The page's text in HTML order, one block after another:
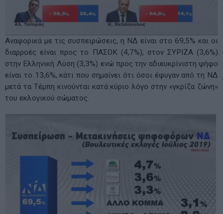
Αναφορικά με τις συσπειρώσεις, η ΝΔ είναι στο 69,5% και οι
διαρροές είναι προς το ΠΑΣΟΚ (4,7%), στον ΣΥΡΙΖΑ (3,6%)
στην Ελληνική Λύση (3,3%) ενώ προς την αδιευκρίνιστη ψήφο
είναι το 13,6%, κάτι που σημαίνει ότι όσοι έφυγαν από τη ΝΔ
μετά τα Τέμπη κινούνται κατά κύριο λόγο στην «γκρίζα ζώνη»
του εκλογικού σώματος.